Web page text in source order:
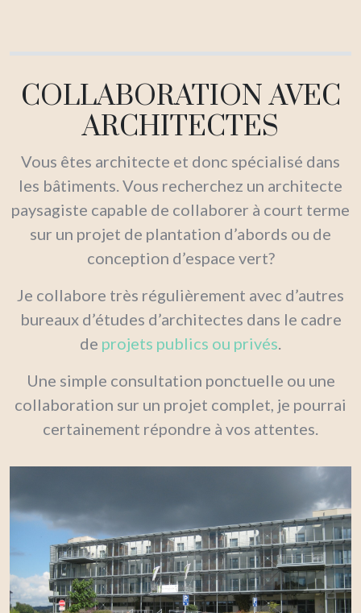
COLLABORATION AVEC
ARCHITECTES
Vous êtes architecte et donc spécialisé dans
les bâtiments. Vous recherchez un architecte
paysagiste capable de collaborer à court terme
sur un projet de plantation d’abords ou de
conception d’espace vert?
Je collabore très régulièrement avec d’autres
bureaux d’études d’architectes dans le cadre
de projets publics ou privés
Une simple consultation ponctuelle ou une
collaboration sur un projet complet, je pourrai
certainement répondre à vos attentes.